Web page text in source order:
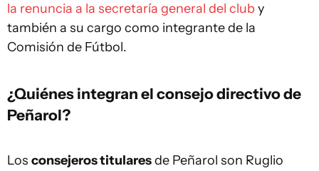
la renuncia a la secretaría general del cluby
también a su cargo como integrante de la
Comisión de Fútbol.
¿Quiénes integran el consejo directivo de
Peñarol?
Los consejeros titularesde Peñarol son Ruglio